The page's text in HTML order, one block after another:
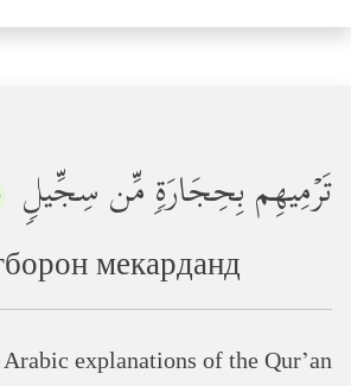
تَرۡمِیهِم بِحِجَارَةࣲ مِّن سِجِّیلࣲ
мекарданд
Arabic explanations of the Qur’an: